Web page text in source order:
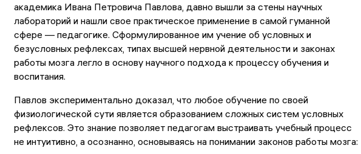
академика Ивана Петровича Павлова, давно вышли за стены научных
лабораторий и нашли свое практическое применение в самой гуманной
сфере — педагогике. Сформулированное им учение об условных и
безусловных рефлексах, типах высшей нервной деятельности и законах
работы мозга легло в основу научного подхода к процессу обучения и
воспитания.
Павлов экспериментально доказал, что любое обучение по своей
физиологической сути является образованием сложных систем условных
рефлексов. Это знание позволяет педагогам выстраивать учебный процесс
не интуитивно, а осознанно, основываясь на понимании законов работы мозга: